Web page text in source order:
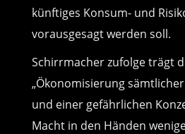
künftiges Konsum- und
vorausgesagt werden soll.
Schirrmacher zufolge trägt
„Ökonomisierung
und einer gefährlichen
Macht in den Händen